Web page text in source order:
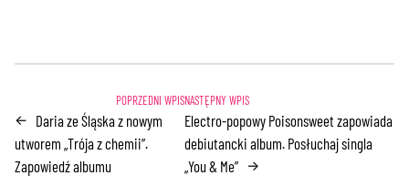
← Daria ze Śląska z nowym
utworem „Trója z chemii”.
Zapowiedź albumu
Electro-popowy Poisonsweet zapowiada
debiutancki album. Posłuchaj singla
„You & Me” →